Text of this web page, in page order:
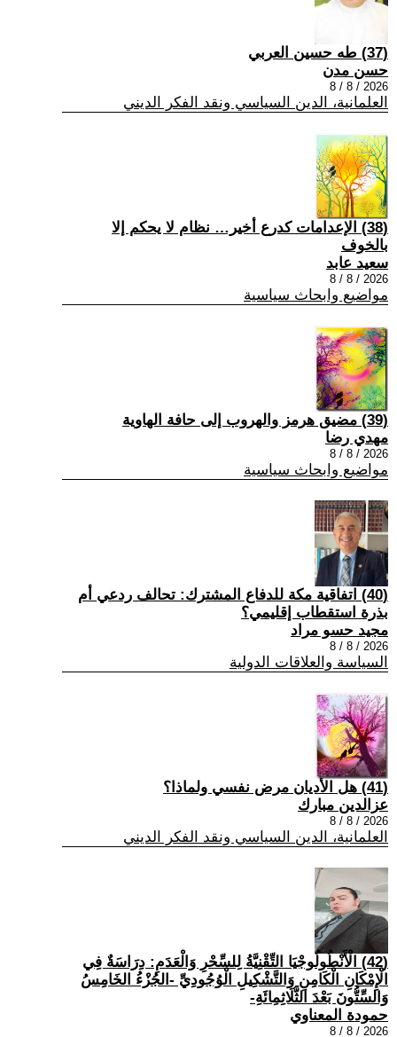
(37) طه حسين العربي
حسن مدن
2026 / 8 / 8
العلمانية، الدين السياسي ونقد الفكر الديني
(38) الإعدامات كدرع أخير… نظام لا يحكم إلا
بالخوف
سعيد عابد
2026 / 8 / 8
مواضيع وابحاث سياسية
(39) مضيق هرمز والهروب إلى حافة الهاوية
مهدي رضا
2026 / 8 / 8
مواضيع وابحاث سياسية
(40) اتفاقية مكة للدفاع المشترك: تحالف ردعي أم
بذرة استقطاب إقليمي؟
مجيد حسو مراد
2026 / 8 / 8
السياسة والعلاقات الدولية
(41) هل الأديان مرض نفسي ولماذا؟
عزالدين مبارك
2026 / 8 / 8
العلمانية، الدين السياسي ونقد الفكر الديني
(42) الْأَنْطُولُوجْيَا التِّقْنِيَّةُ لِلسِّحْرِ وَالْعَدَمِ: دِرَاسَةٌ فِي
الْإِمْكَانِ الْكَامِنِ وَالتَّشْكِيلِ الْوُجُودِيِّ -الجُزْءُ الخَامِسُ
وَالسِّتُّونَ بَعْدَ الثَّلَاثِمِائَةِ-
حمودة المعناوي
2026 / 8 / 8